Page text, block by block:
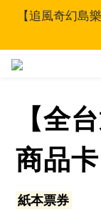
【追風奇幻島
【全
商品
紙本票券